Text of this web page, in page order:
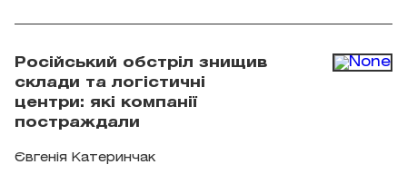
Російський обстріл знищив
склади та логістичні
центри: які компанії
постраждали
Євгенія Катеринчак